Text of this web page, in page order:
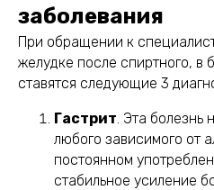
заболевания
При обращении к
желудке после спиртного, в
ставятся следующие 3
Гастрит. Эта болезнь
любого зависимого от
постоянном
стабильное усиление